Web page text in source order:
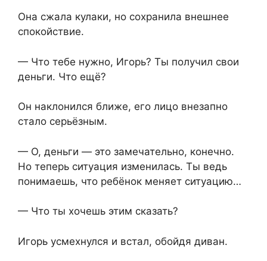
Она сжала кулаки, но сохранила внешнее
спокойствие.
— Что тебе нужно, Игорь? Ты получил свои
деньги. Что ещё?
Он наклонился ближе, его лицо внезапно
стало серьёзным.
— О, деньги — это замечательно, конечно.
Но теперь ситуация изменилась. Ты ведь
понимаешь, что ребёнок меняет ситуацию…
— Что ты хочешь этим сказать?
Игорь усмехнулся и встал, обойдя диван.